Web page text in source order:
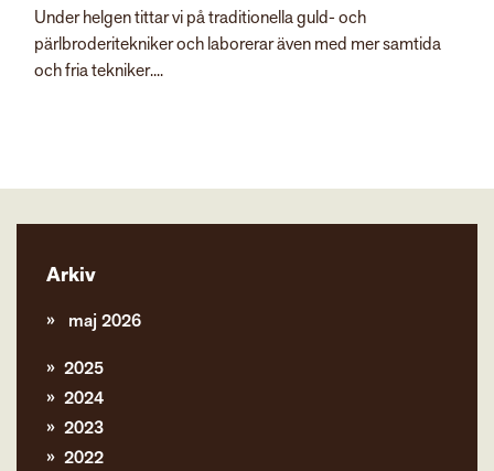
Under helgen tittar vi på traditionella guld- och
pärlbroderitekniker och laborerar även med mer samtida
och fria tekniker....
Arkiv
maj 2026
2025
2024
2023
2022